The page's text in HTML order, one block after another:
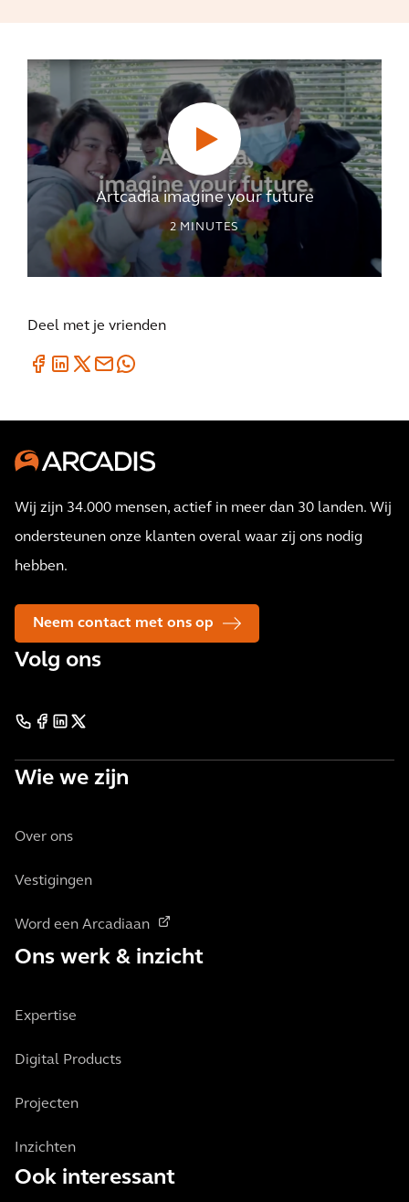
Artcadia imagine your future
2MINUTES
Deel met je vrienden
Wij zijn 34.000 mensen, actief in meer dan 30 landen. Wij
ondersteunen onze klanten overal waar zij ons nodig
hebben.
Neem contact met ons op
Volg ons
Wie we zijn
Over ons
Vestigingen
Word een Arcadiaan
Ons werk & inzicht
Expertise
Digital Products
Projecten
Inzichten
Ook interessant